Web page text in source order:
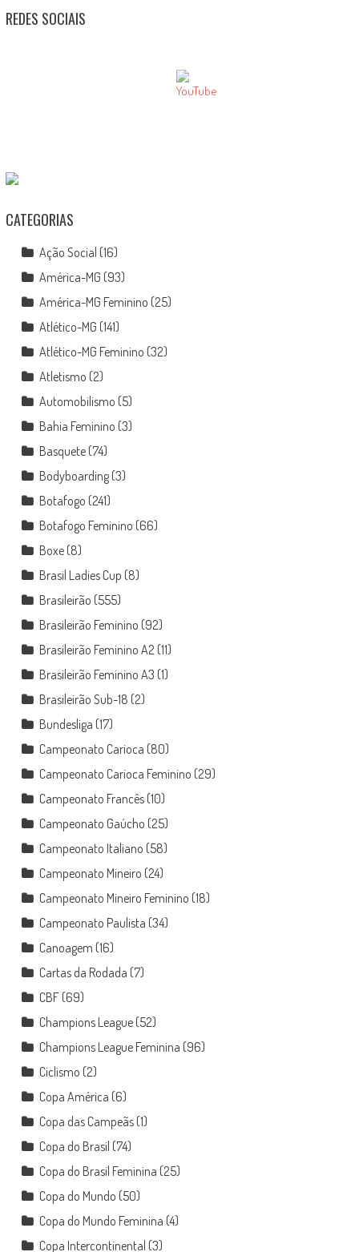
REDES SOCIAIS
CATEGORIAS
Ação Social (16)
América-MG (93)
América-MG Feminino (25)
Atlético-MG (141)
Atlético-MG Feminino (32)
Atletismo (2)
Automobilismo (5)
Bahia Feminino (3)
Basquete(74)
Bodyboarding(3)
Botafogo (241)
Botafogo Feminino (66)
Boxe(8)
Brasil Ladies Cup (8)
Brasileirão (555)
Brasileirão Feminino (92)
Brasileirão Feminino A2(11)
Brasileirão Feminino A3 (1)
Brasileirão Sub-18 (2)
Bundesliga (17)
Campeonato Carioca (80)
Campeonato Carioca Feminino (29)
Campeonato Francês(10)
Campeonato Gaúcho (25)
Campeonato Italiano (58)
Campeonato Mineiro (24)
Campeonato Mineiro Feminino (18)
Campeonato Paulista (34)
Canoagem (16)
Cartas da Rodada (7)
CBF(69)
Champions League(52)
Champions League Feminina (96)
Ciclismo (2)
Copa América (6)
Copa das Campeãs(1)
Copa do Brasil (74)
Copa do Brasil Feminina (25)
Copa do Mundo (50)
Copa do Mundo Feminina (4)
Copa Intercontinental (3)